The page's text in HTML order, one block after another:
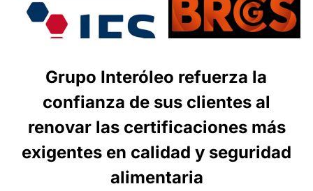
Grupo Interóleo refuerza la
confianza de sus clientes al
renovar las certificaciones más
exigentes en calidad y seguridad
alimentaria